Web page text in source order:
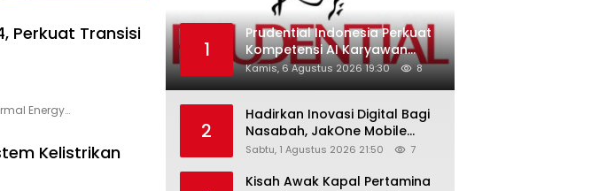
Perkuat Transisi
Energy…
Kelistrikan
1
Prudential Indonesia Perkuat
Kompetensi AI Karyawan
Lewat AI Week
Kamis, 6 Agustus 2026 19:30 8
2
Hadirkan Inovasi Digital Bagi
Nasabah, JakOne Mobile
Antar Bank Jakarta Sukses
Awards 2026
Sabtu, 1 Agustus 2026 21:50 7
Kisah Awak Kapal Pertamina